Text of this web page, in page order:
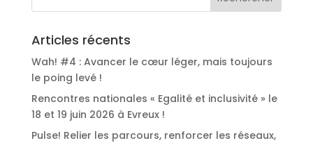
Articles récents
Wah! #4 : Avancer le cœur léger, mais toujours
le poing levé !
Rencontres nationales « Egalité et inclusivité » le
18 et 19 juin 2026 à Evreux !
Pulse! Relier les parcours, renforcer les réseaux,